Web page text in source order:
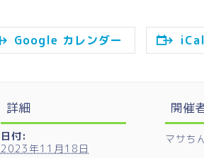
Google カレンダー
詳細
日付:
2023年11月18日
開催
マサち